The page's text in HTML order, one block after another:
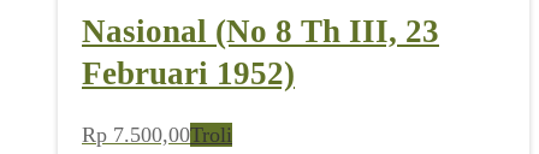
Nasional (No 8 Th III, 23
Februari 1952)
Rp 7.500,00Troli